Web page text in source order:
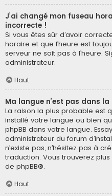
J’ai changé mon fuseau
incorrecte !
Si vous êtes sûr d’avoir
horaire et que l’heure est
serveur ne soit pas à l’heure.
administrateur.
Haut
Ma langue n’est pas dans la
La raison la plus probable est
installé votre langue ou bien
phpBB dans votre langue.
administrateur du forum
n’existe pas, n’hésitez pas à
traduction. Vous trouverez
de phpBB®.
Haut